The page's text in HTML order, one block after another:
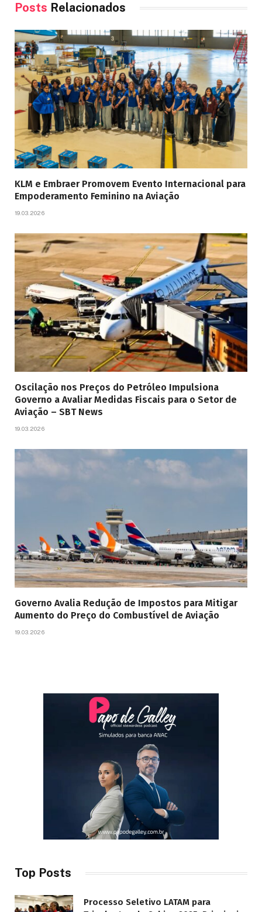
Posts Relacionados
KLM e Embraer Promovem Evento Internacional para
Empoderamento Feminino na Aviação
19.03.2026
Oscilação nos Preços do Petróleo Impulsiona
Governo a Avaliar Medidas Fiscais para o Setor de
Aviação – SBT News
19.03.2026
Governo Avalia Redução de Impostos para Mitigar
Aumento do Preço do Combustível de Aviação
19.03.2026
Top Posts
Processo Seletivo LATAM para